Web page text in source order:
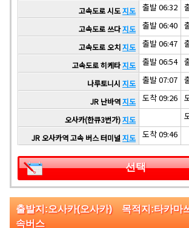
고속도로 시도지도 출발 06:32
고속도로 쓰다지도 출발 06:40
고속도로 오치지도 출발 06:47
고속도로 히케타지도 출발 06:54
나루토니시 지도 출발 07:07
JR 난바역지도 도착 09:26
오사카(한큐3번가)지도
JR 오사카역 고속 버스 터미널 지도 도착 09:46
선택
출발지:오사카(오사카) 목적지:타카마
속버스